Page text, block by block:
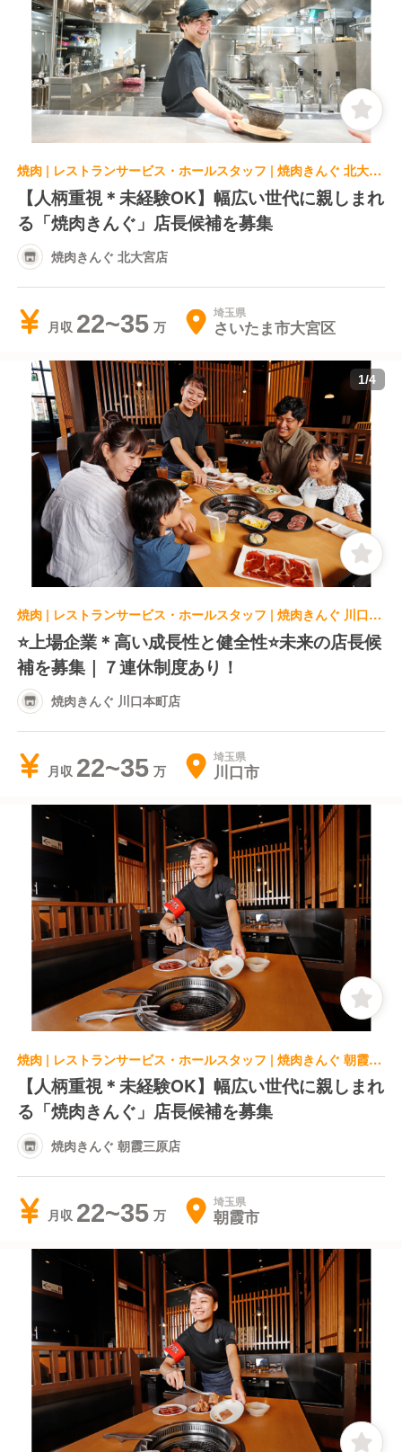
焼肉 | レストランサービス・ホールスタッフ | 焼肉きんぐ 北大宮店
【人柄重視＊未経験OK】幅広い世代に親しまれ
る「焼肉きんぐ」店長候補を募集
焼肉きんぐ 北大宮店
月収 22~35 埼玉県
さいたま市大宮区
1/4
焼肉 | レストランサービス・ホールスタッフ | 焼肉きんぐ 川口本町店
⭐️上場企業＊高い成長性と健全性⭐️未来の店長候
補を募集｜７連休制度あり！
焼肉きんぐ 川口本町店
月収 22~35 埼玉県
川口市
焼肉 | レストランサービス・ホールスタッフ | 焼肉きんぐ 朝霞三原店
【人柄重視＊未経験OK】幅広い世代に親しまれ
る「焼肉きんぐ」店長候補を募集
焼肉きんぐ 朝霞三原店
月収 22~35 埼玉県
朝霞市